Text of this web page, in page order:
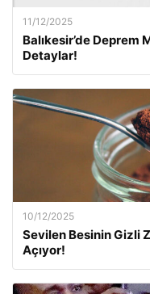
11/12/2025
Balıkesir’de Deprem
Detaylar!
10/12/2025
Sevilen Besinin Gizli
Açıyor!